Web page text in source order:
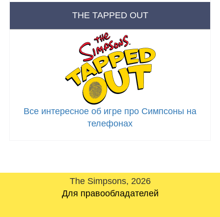
THE TAPPED OUT
Все интересное об игре про Симпсоны на
телефонах
The Simpsons, 2026
Для правообладателей